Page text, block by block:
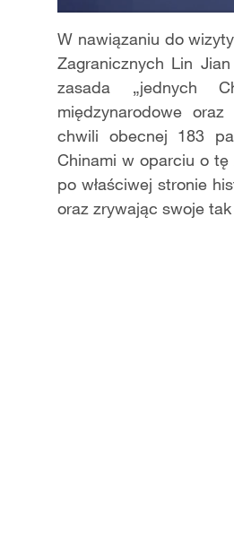
W nawiązaniu do
Zagranicznych Lin
zasada „jednych
międzynarodowe
chwili obecnej 183
Chinami w oparciu o tę
po właściwej stronie
oraz zrywając swoje tak